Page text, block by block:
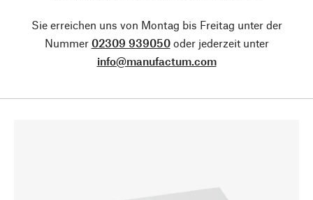
Sie erreichen uns von Montag bis Freitag unter der
Nummer 02309 939050oder jederzeit unter
info@manufactum.com